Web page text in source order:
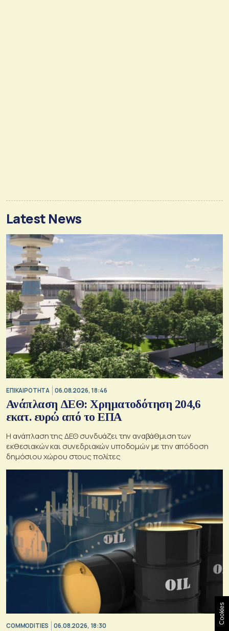
Latest News
ΕΠΙΚΑΙΡΟΤΗΤΑ 06.08.2026, 18:46
Ανάπλαση ΔΕΘ: Χρηματοδότηση 204,6
εκατ. ευρώ από το ΕΠΑ
Η ανάπλαση της ΔΕΘ συνδυάζει την αναβάθμιση των
εκθεσιακών και συνεδριακών υποδομών με την απόδοση
δημόσιου χώρου στους πολίτες
COMMODITIES 06.08.2026, 18:30
Cookies